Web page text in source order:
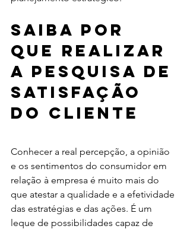
Saiba por
que realizar
a pesquisa de
satisfação
do cliente
Conhecer a real percepção, a opinião
e os sentimentos do consumidor em
relação à empresa é muito mais do
que atestar a qualidade e a efetividade
das estratégias e das ações. É um
leque de possibilidades capaz de